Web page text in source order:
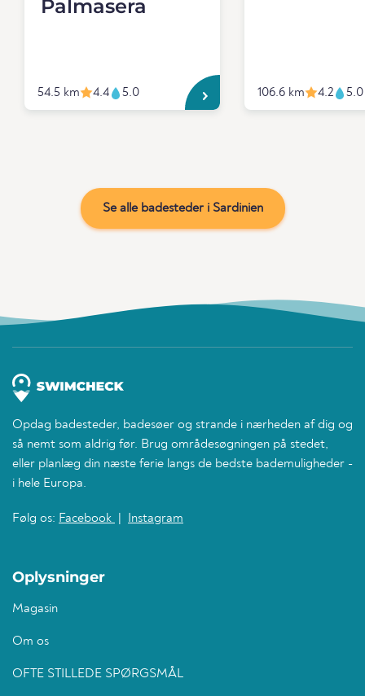
Palmasera
54.5 km 4.4 5.0 106.6 km 4.2 5.0
Se alle badesteder i Sardinien
Opdag badesteder, badesøer og strande i nærheden af dig og
så nemt som aldrig før. Brug områdesøgningen på stedet,
eller planlæg din næste ferie langs de bedste bademuligheder -
i hele Europa.
Følg os: Facebook Instagram
Oplysninger
Magasin
Om os
OFTE STILLEDE SPØRGSMÅL